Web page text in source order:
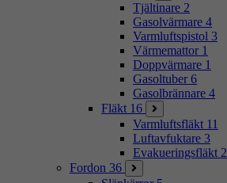
Tjältinare 2
Gasolvärmare 4
Varmluftspistol 3
Värmemattor 1
Doppvärmare 1
Gasoltuber 6
Gasolbrännare 4
Fläkt 16
Varmluftsfläkt 11
Luftavfuktare 3
Evakueringsfläkt 2
Fordon 36